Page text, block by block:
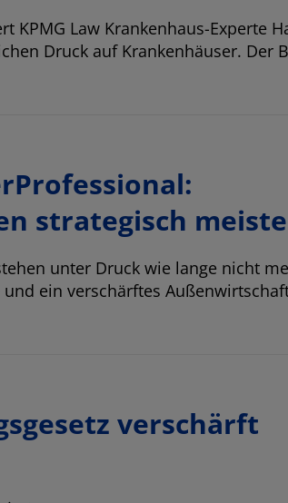
KPMG Law Krankenhaus-Experte
Druck auf Krankenhäuser. Der
strategisch
unter Druck wie lange nicht
ein verschärftes
verschärft